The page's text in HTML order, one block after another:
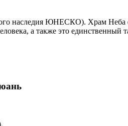
наследия ЮНЕСКО). Храм Неба
а также это